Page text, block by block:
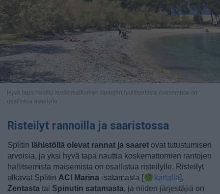
Hyvä tapa nauttia koskemattomien rantojen hallitsemista maisemista on
osallistua risteilylle.
Risteilyt rannoilla ja saaristossa
Splitin lähistöllä olevat rannat ja saaret ovat tutustumisen
arvoisia, ja yksi hyvä tapa nauttia koskemattomien rantojen
hallitsemista maisemista on osallistua risteilylle. Risteilyt
alkavat Splitin ACI Marina -satamasta [ kartalla],
Zentasta tai Spinutin satamasta, ja niiden järjestäjiä on